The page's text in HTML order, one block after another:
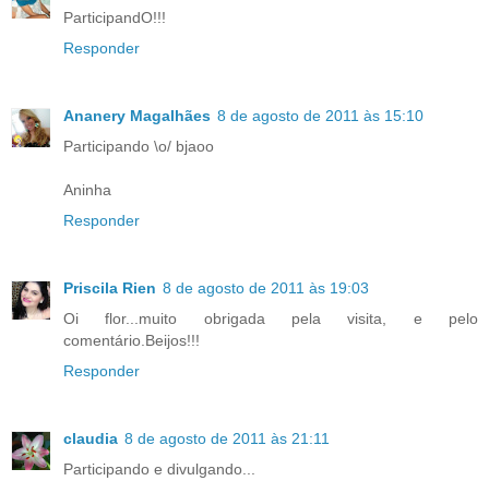
ParticipandO!!!
Responder
Ananery Magalhães 8 de agosto de 2011 às 15:10
Participando \o/ bjaoo
Aninha
Responder
Priscila Rien 8 de agosto de 2011 às 19:03
Oi flor...muito obrigada pela visita, e pelo
comentário.Beijos!!!
Responder
claudia 8 de agosto de 2011 às 21:11
Participando e divulgando...